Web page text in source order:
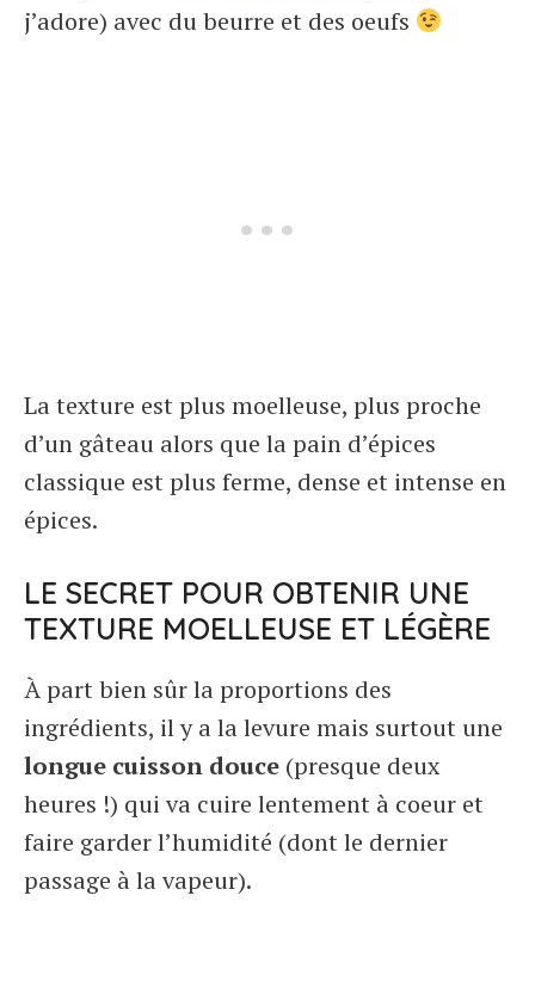
j’adore) avec du beurre et des oeufs
La texture est plus moelleuse, plus proche
d’un gâteau alors que la pain d’épices
classique est plus ferme, dense et intense en
épices.
LE SECRET POUR OBTENIR UNE
TEXTURE MOELLEUSE ET LÉGÈRE
À part bien sûr la proportions des
ingrédients, il y a la levure mais surtout une
longue cuisson douce (presque deux
heures !) qui va cuire lentement à coeur et
faire garder l’humidité (dont le dernier
passage à la vapeur).